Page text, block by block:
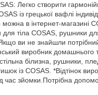
Легко створити
із грецької вафлі
в інтернет-магазині
тіла COSAS, рушники
Якщо ви не знайшли
виробник домашнього
білизна, рушники,
із COSAS. *Відтінок
час зйомки.Потрібна